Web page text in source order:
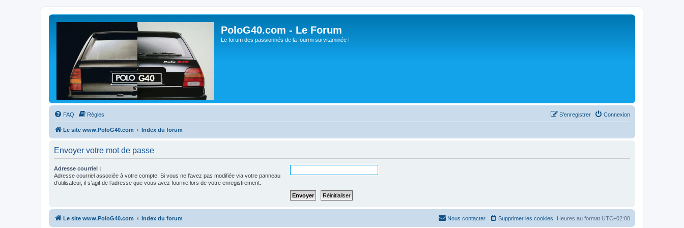
PoloG40.com - Le Forum
Le forum des passionnés de la fourmi survitaminée !
FAQ Règles Connexion
S’enregistrer
Le site www.PoloG40.com Index du forum
Envoyer votre mot de passe
Adresse courriel :
Adresse courriel associée à votre compte. Si vous ne l’avez pas modifiée via votre panneau
d’utilisateur, il s’agit de l’adresse que vous avez fournie lors de votre enregistrement.
Le site www.PoloG40.com Index du forum Heures au format UTC+02:00
Supprimer les cookies
Nous contacter